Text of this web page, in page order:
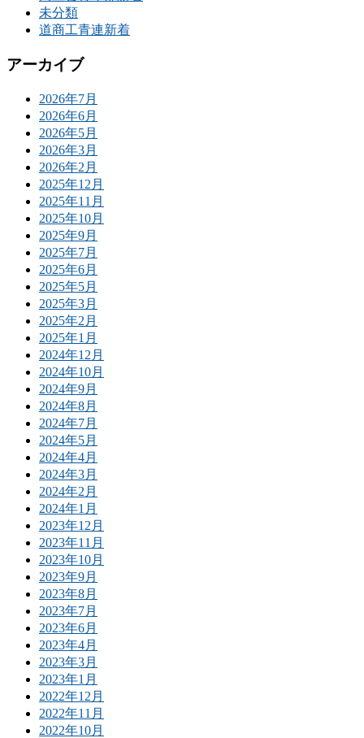
未分類
道商工青連新着
アーカイブ
2026年7月
2026年6月
2026年5月
2026年3月
2026年2月
2025年12月
2025年11月
2025年10月
2025年9月
2025年7月
2025年6月
2025年5月
2025年3月
2025年2月
2025年1月
2024年12月
2024年10月
2024年9月
2024年8月
2024年7月
2024年5月
2024年4月
2024年3月
2024年2月
2024年1月
2023年12月
2023年11月
2023年10月
2023年9月
2023年8月
2023年7月
2023年6月
2023年4月
2023年3月
2023年1月
2022年12月
2022年11月
2022年10月